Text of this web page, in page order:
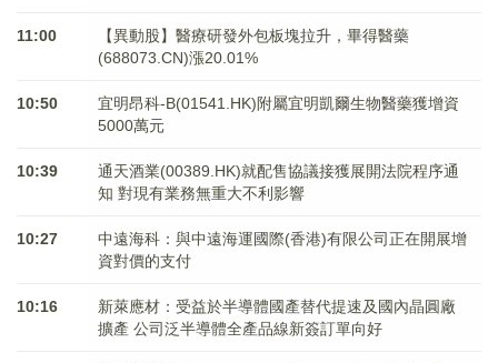
11:00
【異動股】醫療研發外包板塊拉升，畢得醫藥
(688073.CN)漲20.01%
10:50
宜明昂科-B(01541.HK)附屬宜明凱爾生物醫藥獲增資
5000萬元
10:39
通天酒業(00389.HK)就配售協議接獲展開法院程序通
知 對現有業務無重大不利影響
10:27
中遠海科：與中遠海運國際(香港)有限公司正在開展增
資對價的支付
10:16
新萊應材：受益於半導體國產替代提速及國內晶圓廠
擴產 公司泛半導體全產品線新簽訂單向好